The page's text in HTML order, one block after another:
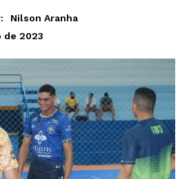
Nilson Aranha
de 2023